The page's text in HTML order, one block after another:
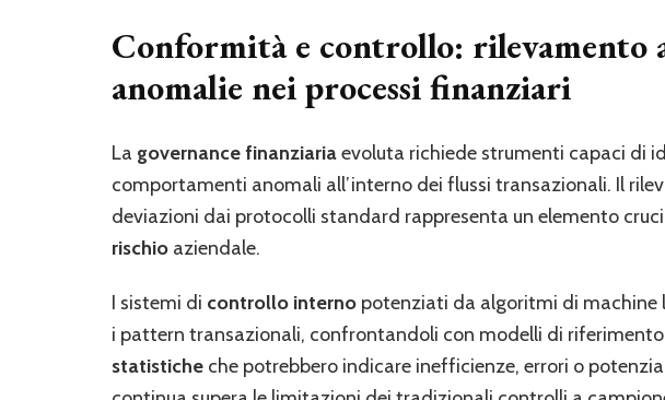
Conformità e controllo: rilevamento
anomalie nei processi finanziari
La governance finanziariaevoluta richiede strumenti capaci di
comportamenti anomali all’interno dei flussi transazionali. Il
deviazioni dai protocolli standard rappresenta un elemento
rischio aziendale.
I sistemi di controllo interno potenziati da algoritmi di
i pattern transazionali, confrontandoli con modelli di
statistiche che potrebbero indicare inefficienze, errori o